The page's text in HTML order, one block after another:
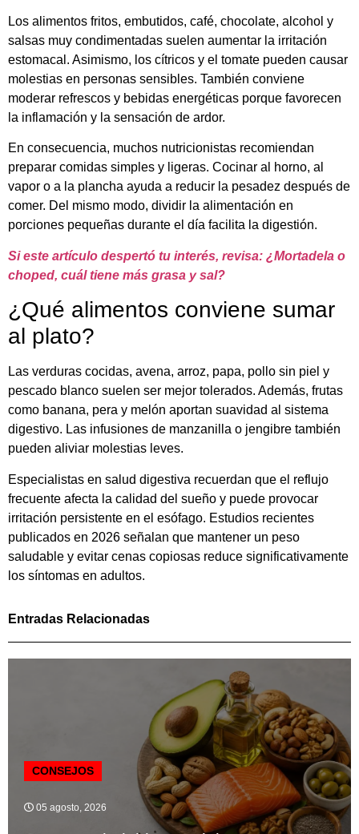
Los alimentos fritos, embutidos, café, chocolate, alcohol y
salsas muy condimentadas suelen aumentar la irritación
estomacal. Asimismo, los cítricos y el tomate pueden causar
molestias en personas sensibles. También conviene
moderar refrescos y bebidas energéticas porque favorecen
la inflamación y la sensación de ardor.
En consecuencia, muchos nutricionistas recomiendan
preparar comidas simples y ligeras. Cocinar al horno, al
vapor o a la plancha ayuda a reducir la pesadez después de
comer. Del mismo modo, dividir la alimentación en
porciones pequeñas durante el día facilita la digestión.
Si este artículo despertó tu interés, revisa: ¿Mortadela o
choped, cuál tiene más grasa y sal?
¿Qué alimentos conviene sumar
al plato?
Las verduras cocidas, avena, arroz, papa, pollo sin piel y
pescado blanco suelen ser mejor tolerados. Además, frutas
como banana, pera y melón aportan suavidad al sistema
digestivo. Las infusiones de manzanilla o jengibre también
pueden aliviar molestias leves.
Especialistas en salud digestiva recuerdan que el reflujo
frecuente afecta la calidad del sueño y puede provocar
irritación persistente en el esófago. Estudios recientes
publicados en 2026 señalan que mantener un peso
saludable y evitar cenas copiosas reduce significativamente
los síntomas en adultos.
Entradas Relacionadas
CONSEJOS
05 agosto, 2026